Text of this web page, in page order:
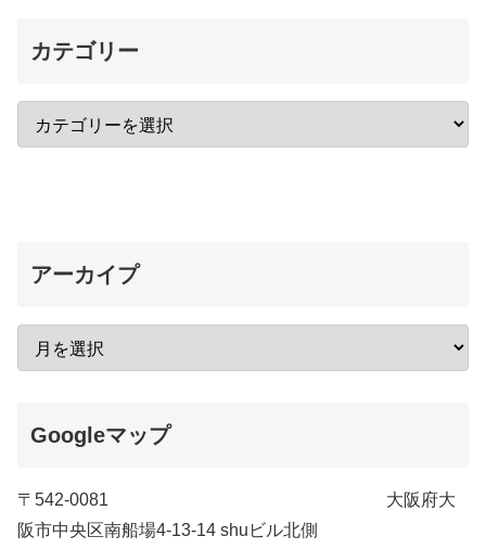
カテゴリー
アーカイプ
Googleマップ
〒542-0081 大阪府大
阪市中央区南船場4-13-14 shuビル北側